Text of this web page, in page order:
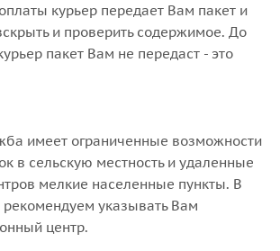
курьер передает Вам пакет и
и проверить содержимое. До
пакет Вам не передаст - это
имеет ограниченные возможности
в сельскую местность и удаленные
мелкие населенные пункты. В
указывать Вам
центр.